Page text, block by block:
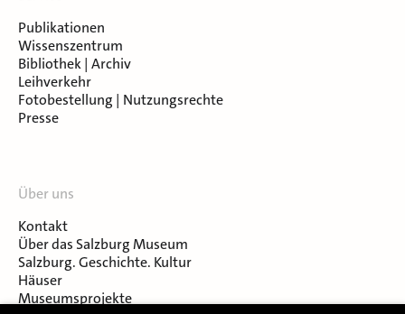
Publikationen
Wissenszentrum
Bibliothek | Archiv
Leihverkehr
Fotobestellung | Nutzungsrechte
Presse
Über uns
Kontakt
Über das Salzburg Museum
Salzburg. Geschichte. Kultur
Häuser
Museumsprojekte